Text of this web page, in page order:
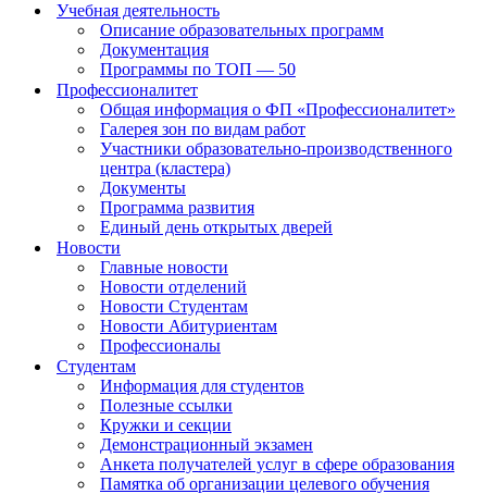
Учебная деятельность
Описание образовательных программ
Документация
Программы по ТОП — 50
Профессионалитет
Общая информация о ФП «Профессионалитет»
Галерея зон по видам работ
Участники образовательно-производственного
центра (кластера)
Документы
Программа развития
Единый день открытых дверей
Новости
Главные новости
Новости отделений
Новости Студентам
Новости Абитуриентам
Профессионалы
Студентам
Информация для студентов
Полезные ссылки
Кружки и секции
Демонстрационный экзамен
Анкета получателей услуг в сфере образования
Памятка об организации целевого обучения